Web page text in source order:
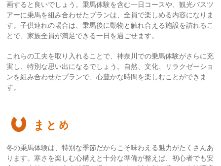
画すると良いでしょう。乗馬体験を含む一日コースや、観光バスツ
アーに乗馬を組み合わせたプランは、全員で楽しめる内容になりま
す。子供連れの場合は、乗馬後に動物と触れ合える施設を訪れるこ
とで、家族全員が満足できる一日を過ごせます。
これらの工夫を取り入れることで、神奈川での乗馬体験がさらに充
実し、特別な思い出になるでしょう。自然、文化、リラクゼーショ
ンを組み合わせたプランで、心豊かな時間を楽しむことができま
す。
まとめ
冬の乗馬体験は、特別な季節だからこそ味わえる魅力がたくさんあ
ります。寒さを楽しむ心構えと十分な準備が整えば、初心者でも安